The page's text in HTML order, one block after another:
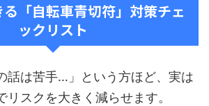
「自転車青切符」対策チェ
ックリスト
話は苦手…」という方ほど、実は
リスクを大きく減らせます。